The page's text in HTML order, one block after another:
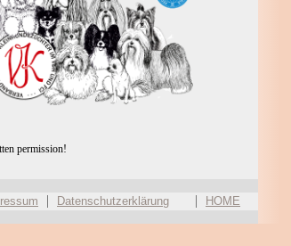
permission!
HOME
Datenschutzerklärung